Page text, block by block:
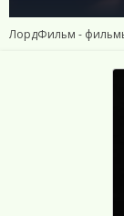
ЛордФильм -